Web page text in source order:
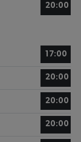
20:00
17:00
20:00
20:00
20:00